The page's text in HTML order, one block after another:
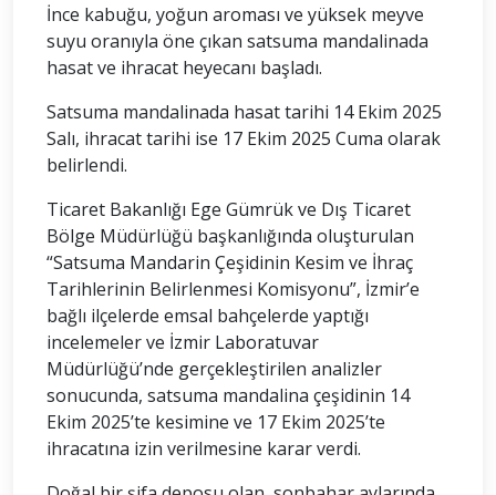
İnce kabuğu, yoğun aroması ve yüksek meyve
suyu oranıyla öne çıkan satsuma mandalinada
hasat ve ihracat heyecanı başladı.
Satsuma mandalinada hasat tarihi 14 Ekim 2025
Salı, ihracat tarihi ise 17 Ekim 2025 Cuma olarak
belirlendi.
Ticaret Bakanlığı Ege Gümrük ve Dış Ticaret
Bölge Müdürlüğü başkanlığında oluşturulan
“Satsuma Mandarin Çeşidinin Kesim ve İhraç
Tarihlerinin Belirlenmesi Komisyonu”, İzmir’e
bağlı ilçelerde emsal bahçelerde yaptığı
incelemeler ve İzmir Laboratuvar
Müdürlüğü’nde gerçekleştirilen analizler
sonucunda, satsuma mandalina çeşidinin 14
Ekim 2025’te kesimine ve 17 Ekim 2025’te
ihracatına izin verilmesine karar verdi.